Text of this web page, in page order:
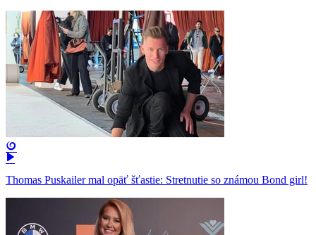
Thomas Puskailer mal opäť šťastie: Stretnutie so známou Bond girl!